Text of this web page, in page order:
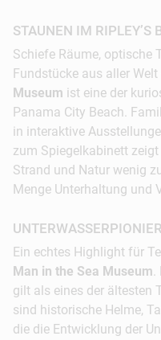
08:00 Uhr: Mit
hausgemachter
Kitchen ein weiterer
Panama City Beach.
09:30 Uhr:Auf geht
Sandstrand erwarten
naturbelassenen
dorthin gilt: Sonne
springen und Delfine
STAUNEN IM RIPLEY’S
Schiefe Räume, optische
Fundstücke aus aller
Museum ist eine der
Panama City Beach.
in interaktive
zum Spiegelkabinett
Strand und Natur wenig
Menge Unterhaltung und
Ein echtes Highlight für
Man in the Sea Museum.
gilt als eines der ältesten
sind historische Helme,
die die Entwicklung der